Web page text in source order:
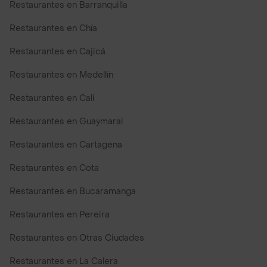
Restaurantes en Barranquilla
Restaurantes en Chía
Restaurantes en Cajicá
Restaurantes en Medellín
Restaurantes en Cali
Restaurantes en Guaymaral
Restaurantes en Cartagena
Restaurantes en Cota
Restaurantes en Bucaramanga
Restaurantes en Pereira
Restaurantes en Otras Ciudades
Restaurantes en La Calera